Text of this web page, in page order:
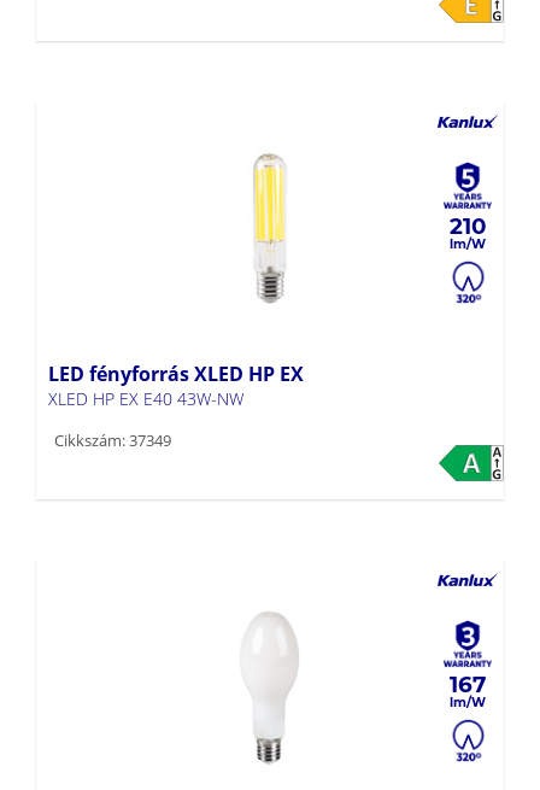
210
LED fényforrás XLED HP EX
XLED HP EX E40 43W-NW
Cikkszám: 37349
167